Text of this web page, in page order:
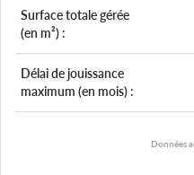
Surface totale gérée
(en m²) :
Délai de jouissance
maximum (en mois) :
Données